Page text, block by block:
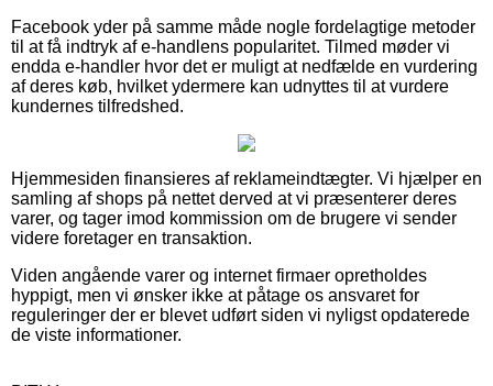
Facebook yder på samme måde nogle fordelagtige metoder
til at få indtryk af e-handlens popularitet. Tilmed møder vi
endda e-handler hvor det er muligt at nedfælde en vurdering
af deres køb, hvilket ydermere kan udnyttes til at vurdere
kundernes tilfredshed.
Hjemmesiden finansieres af reklameindtægter. Vi hjælper en
samling af shops på nettet derved at vi præsenterer deres
varer, og tager imod kommission om de brugere vi sender
videre foretager en transaktion.
Viden angående varer og internet firmaer opretholdes
hyppigt, men vi ønsker ikke at påtage os ansvaret for
reguleringer der er blevet udført siden vi nyligst opdaterede
de viste informationer.